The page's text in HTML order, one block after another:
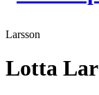
Larsson
Lotta